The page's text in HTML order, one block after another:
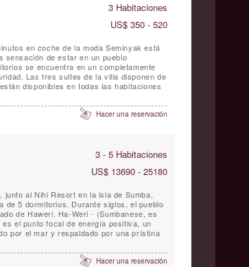
3 Habitaciones
US$ 350 - 520
en coche de la moda Seminyak está
sensación de estar en un pueblo
se encuentra en un completamente
de
disponibles en todas las habitaciones
Hacer una reservación
3 - 5 Habitaciones
US$ 13690 - 25180
al Nihi Resort en la isla de Sumba,
de 5 dormitorios. Durante siglos, el pueblo
de Haweri. Ha-Weri - (Sumbanese, es
el punto focal de energía positiva, un
por el mar y respaldado por una prístina
Hacer una reservación